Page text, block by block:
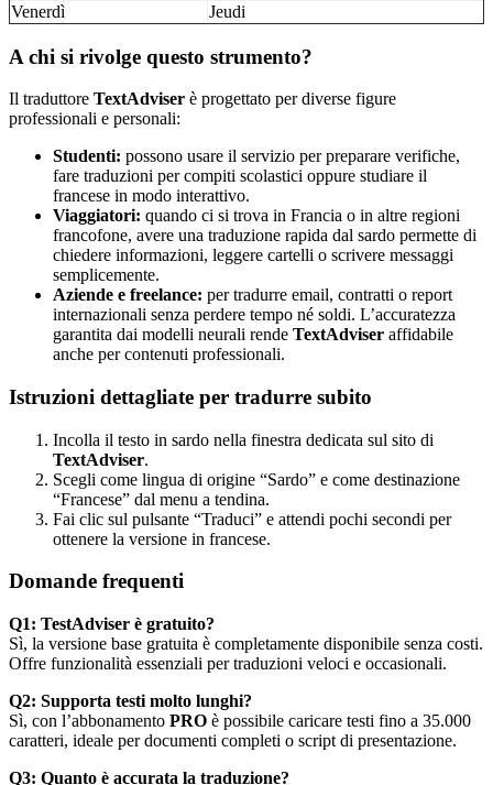
Venerdì
Jeudi
A chi si rivolge questo strumento?
Il traduttore TextAdviser è progettato per diverse figure
professionali e personali:
Studenti: possono usare il servizio per preparare verifiche,
fare traduzioni per compiti scolastici oppure studiare il
francese in modo interattivo.
Viaggiatori: quando ci si trova in Francia o in altre regioni
francofone, avere una traduzione rapida dal sardo permette di
chiedere informazioni, leggere cartelli o scrivere messaggi
semplicemente.
Aziende e freelance: per tradurre email, contratti o report
internazionali senza perdere tempo né soldi. L’accuratezza
garantita dai modelli neurali rende TextAdviser affidabile
anche per contenuti professionali.
Istruzioni dettagliate per tradurre subito
Incolla il testo in sardo nella finestra dedicata sul sito di
TextAdviser.
Scegli come lingua di origine “Sardo” e come destinazione
“Francese” dal menu a tendina.
Fai clic sul pulsante “Traduci” e attendi pochi secondi per
ottenere la versione in francese.
Domande frequenti
Q1: TestAdviser è gratuito?
Sì, la versione base gratuita è completamente disponibile senza costi.
Offre funzionalità essenziali per traduzioni veloci e occasionali.
Q2: Supporta testi molto lunghi?
Sì, con l’abbonamento PRO è possibile caricare testi fino a 35.000
caratteri, ideale per documenti completi o script di presentazione.
Q3: Quanto è accurata la traduzione?